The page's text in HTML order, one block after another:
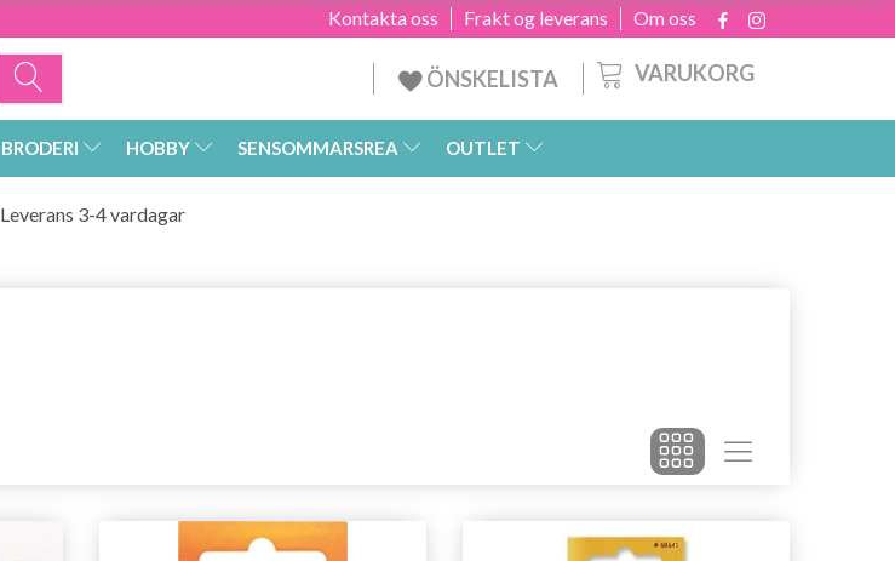
Om oss
Frakt og leverans
Kontakta oss
VARUKORG
ÖNSKELISTA
BRODERI HOBBY SENSOMMARSREA OUTLET
Leverans 3-4 vardagar